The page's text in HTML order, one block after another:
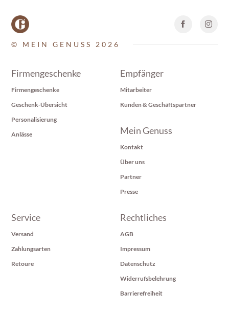
© MEIN GENUSS 2026
Firmengeschenke
Firmengeschenke
Geschenk-Übersicht
Personalisierung
Anlässe
Empfänger
Mitarbeiter
Kunden & Geschäftspartner
Mein Genuss
Kontakt
Über uns
Partner
Presse
Service
Versand
Zahlungsarten
Retoure
Rechtliches
AGB
Impressum
Datenschutz
Widerrufsbelehrung
Barrierefreiheit